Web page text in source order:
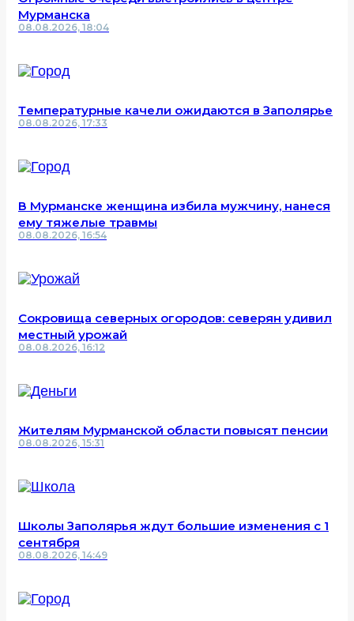
Мурманска
08.08.2026, 18:04
Температурные качели ожидаются в Заполярье
08.08.2026, 17:33
В Мурманске женщина избила мужчину, нанеся
ему тяжелые травмы
08.08.2026, 16:54
Сокровища северных огородов: северян удивил
местный урожай
08.08.2026, 16:12
Жителям Мурманской области повысят пенсии
08.08.2026, 15:31
Школы Заполярья ждут большие изменения с 1
сентября
08.08.2026, 14:49